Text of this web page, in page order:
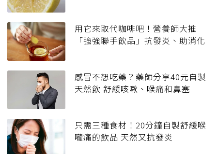
用它來取代咖啡吧！營養師大推
「強強聯手飲品」抗發炎、助消化
感冒不想吃藥？藥師分享40元自製
天然飲 舒緩咳嗽、喉痛和鼻塞
只需三種食材！20分鐘自製舒緩喉
嚨痛的飲品 天然又抗發炎